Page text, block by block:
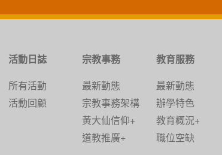
活動日誌
所有活動
活動回顧
宗教事務
最新動態
宗教事務架構
黃大仙信仰+
道教推廣+
教育服務
最新動態
辦學特色
教育概況+
職位空缺